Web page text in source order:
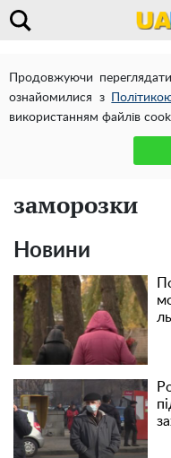
Продовжуючи
ознайомилися з
використанням файлів
заморозки
Новини